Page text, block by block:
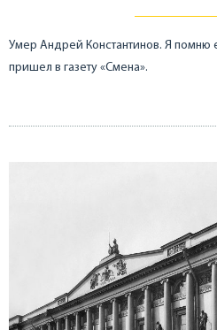
Умер Андрей Константинов. Я помню
пришел в газету «Смена».